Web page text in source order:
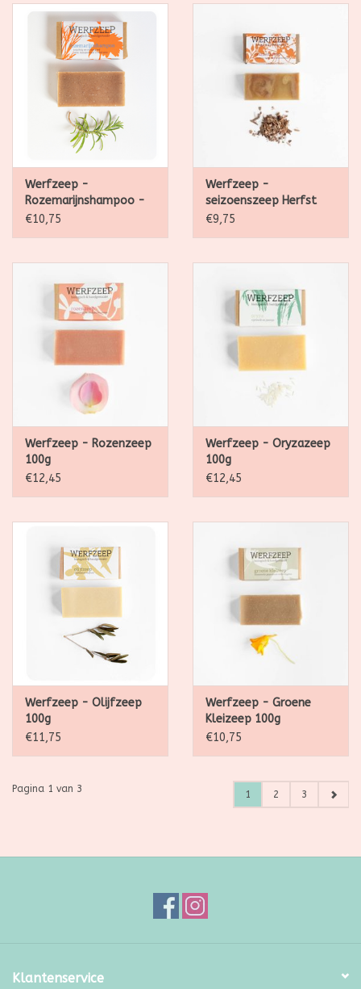
Werfzeep -
Rozemarijnshampoo -
100 gr
€10,75
Werfzeep -
seizoenszeep Herfst
100g
€9,75
Werfzeep - Rozenzeep
100g
€12,45
Werfzeep - Oryzazeep
100g
€12,45
Werfzeep - Olijfzeep
100g
€11,75
Werfzeep - Groene
Kleizeep 100g
€10,75
Pagina 1 van 3 1 2 3
Klantenservice